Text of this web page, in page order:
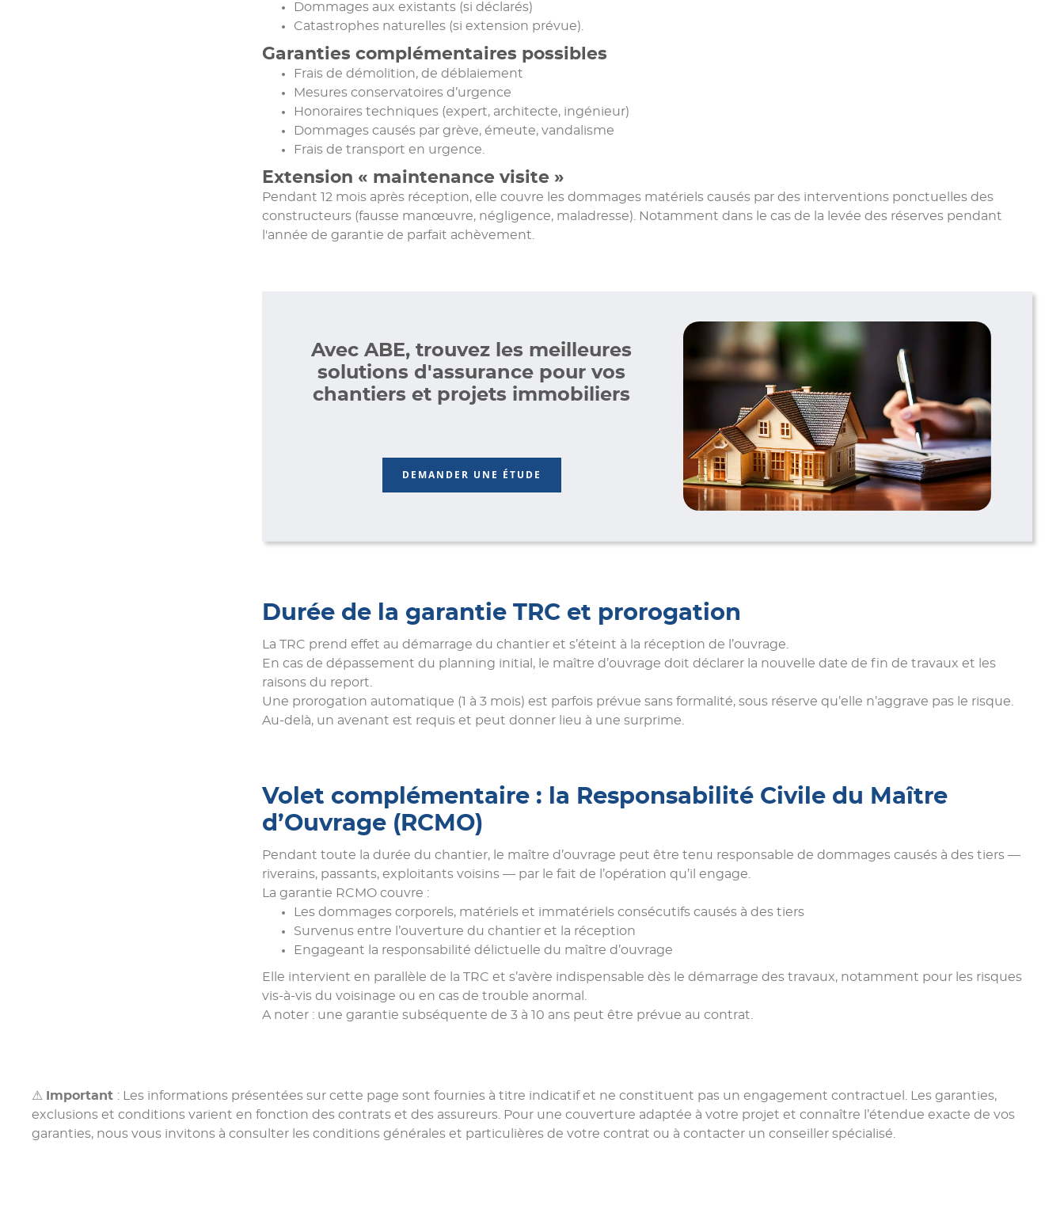
Dommages aux existants (si déclarés)
Catastrophes naturelles (si extension prévue).
Garanties complémentaires possibles
Frais de démolition, de déblaiement
Mesures conservatoires d’urgence
Honoraires techniques (expert, architecte, ingénieur)
Dommages causés par grève, émeute, vandalisme
Frais de transport en urgence.
Extension « maintenance visite »
Pendant 12 mois après réception, elle couvre les dommages matériels causés par des interventions ponctuelles des
constructeurs (fausse manœuvre, négligence, maladresse). Notamment dans le cas de la levée des réserves pendant
l'année de garantie de parfait achèvement.
Avec ABE, trouvez les meilleures
solutions d'assurance pour vos
chantiers et projets immobiliers
DEMANDER UNE ÉTUDE
Durée de la garantie TRC et prorogation
La TRC prend effet au démarrage du chantier et s’éteint à la réception de l’ouvrage.
En cas de dépassement du planning initial, le maître d’ouvrage doit déclarer la nouvelle date de fin de travaux et les
raisons du report.
Une prorogation automatique (1 à 3 mois) est parfois prévue sans formalité, sous réserve qu’elle n’aggrave pas le risque.
Au-delà, un avenant est requis et peut donner lieu à une surprime.
Volet complémentaire : la Responsabilité Civile du Maître
d’Ouvrage (RCMO)
Pendant toute la durée du chantier, le maître d’ouvrage peut être tenu responsable de dommages causés à des tiers —
riverains, passants, exploitants voisins — par le fait de l’opération qu’il engage.
La garantie RCMO couvre :
Les dommages corporels, matériels et immatériels consécutifs causés à des tiers
Survenus entre l’ouverture du chantier et la réception
Engageant la responsabilité délictuelle du maître d’ouvrage
Elle intervient en parallèle de la TRC et s’avère indispensable dès le démarrage des travaux, notamment pour les risques
vis-à-vis du voisinage ou en cas de trouble anormal.
A noter : une garantie subséquente de 3 à 10 ans peut être prévue au contrat.
⚠ Important : Les informations présentées sur cette page sont fournies à titre indicatif et ne constituent pas un engagement contractuel. Les garanties,
exclusions et conditions varient en fonction des contrats et des assureurs. Pour une couverture adaptée à votre projet et connaître l’étendue exacte de vos
garanties, nous vous invitons à consulter les conditions générales et particulières de votre contrat ou à contacter un conseiller spécialisé.